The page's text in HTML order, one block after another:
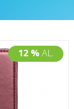
12 % AL.